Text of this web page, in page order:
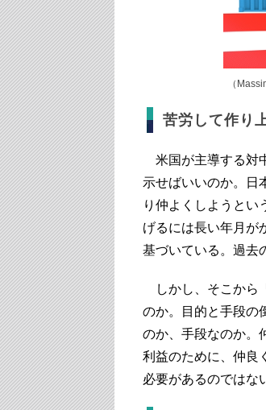
（
苦労して作り
米国が主導する対
示せばいいのか。日
り仲よくしようとい
げるには長い年月が
基づいている。過去
しかし、そこから
のか。目的と手段の
のか、手段なのか。
利益のために、仲良
必要があるのではな